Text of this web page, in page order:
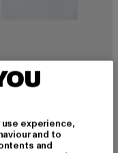
STUDIOS
experience,
and to
and